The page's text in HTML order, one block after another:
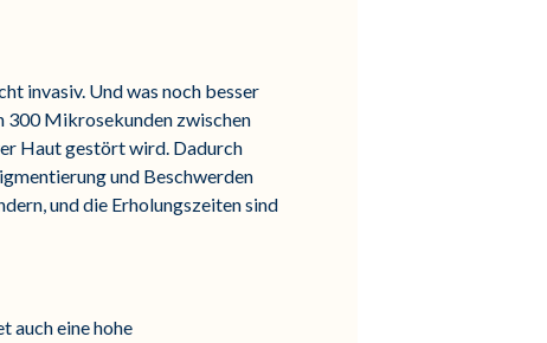
invasiv. Und was noch besser
300 Mikrosekunden zwischen
Haut gestört wird. Dadurch
und Beschwerden
und die Erholungszeiten sind
auch eine hohe